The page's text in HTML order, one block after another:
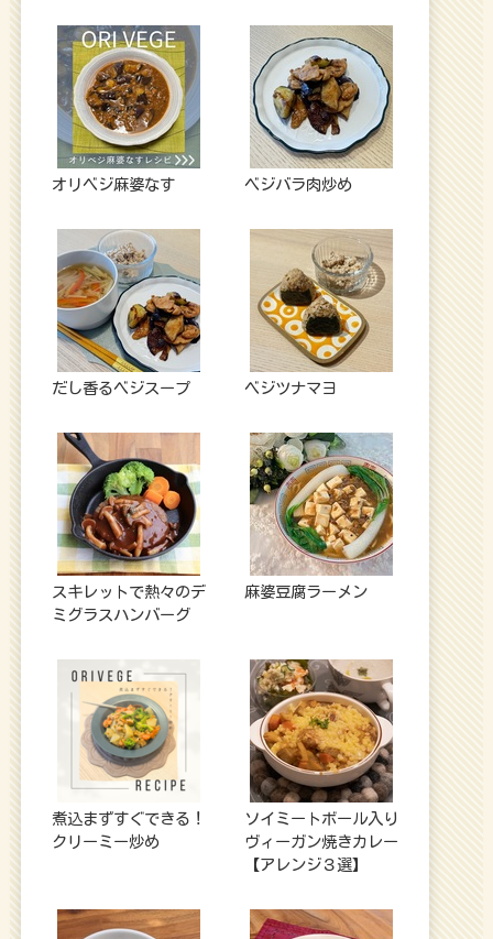
オリベジ麻婆なす ベジバラ肉炒め
だし香るベジスープ ベジツナマヨ
スキレットで熱々のデ
ミグラスハンバーグ
麻婆豆腐ラーメン
煮込まずすぐできる！
クリーミー炒め
ソイミートボール入り
ヴィーガン焼きカレー
【アレンジ３選】